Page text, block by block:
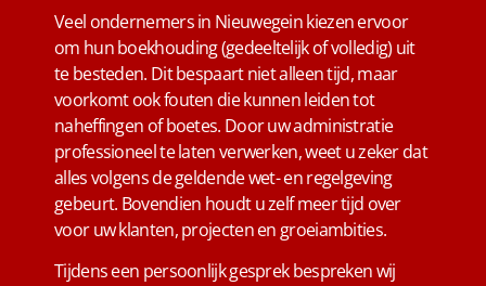
Veel ondernemers in Nieuwegein kiezen ervoor
om hun boekhouding (gedeeltelijk of volledig) uit
te besteden. Dit bespaart niet alleen tijd, maar
voorkomt ook fouten die kunnen leiden tot
naheffingen of boetes. Door uw administratie
professioneel te laten verwerken, weet u zeker dat
alles volgens de geldende wet- en regelgeving
gebeurt. Bovendien houdt u zelf meer tijd over
voor uw klanten, projecten en groeiambities.
Tijdens een persoonlijk gesprek bespreken wij